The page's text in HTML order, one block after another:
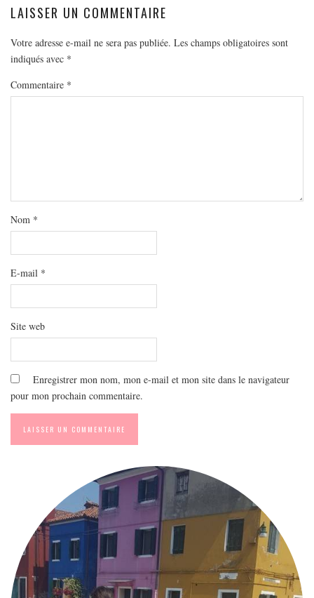
LAISSER UN COMMENTAIRE
Votre adresse e-mail ne sera pas publiée. Les champs obligatoires sont
indiqués avec *
Commentaire *
Nom *
E-mail *
Site web
Enregistrer mon nom, mon e-mail et mon site dans le navigateur
pour mon prochain commentaire.